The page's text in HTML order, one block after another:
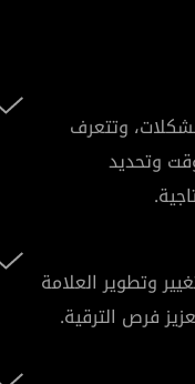
وتتعرف
وتحديد
وتطوير العلامة
فرص الترقية.